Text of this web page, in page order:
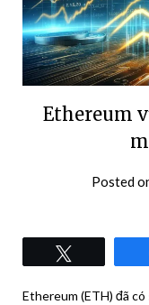
Ethereum
Posted
Ethereum (ETH) đã